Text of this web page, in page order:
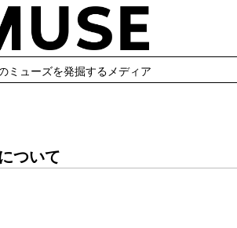
ミューズを発掘するメディア
ついて